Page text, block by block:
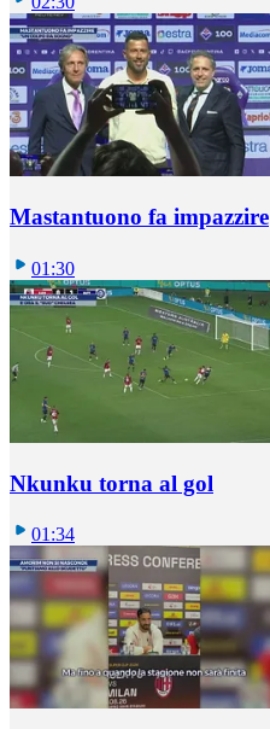
Mastantuono fa impazzire
01:30
Nkunku torna al gol
01:34